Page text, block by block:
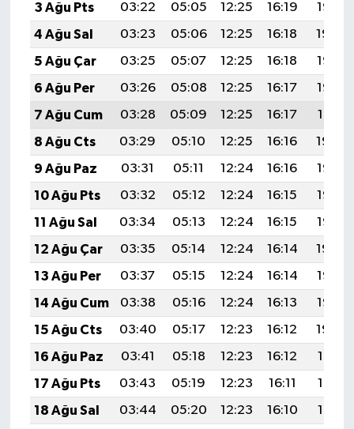
3 Ağu Pts
03:22 05:05 12:25 16:19
19:35
4 Ağu Sal
03:23 05:06 12:25 16:18
19:34
5 Ağu Çar
03:25 05:07 12:25 16:18
19:33
6 Ağu Per
03:26 05:08 12:25 16:17
19:32
7 Ağu Cum
03:28 05:09 12:25 16:17
19:31
8 Ağu Cts
03:29 05:10 12:25 16:16
19:29
9 Ağu Paz
03:31 05:11 12:24 16:16
19:28
10 Ağu Pts
03:32 05:12 12:24 16:15
19:27
11 Ağu Sal
03:34 05:13 12:24 16:15
19:26
12 Ağu Çar
03:35 05:14 12:24 16:14
19:24
13 Ağu Per
03:37 05:15 12:24 16:14
19:23
14 Ağu Cum
03:38 05:16 12:24 16:13
19:22
15 Ağu Cts
03:40 05:17 12:23 16:12
19:20
16 Ağu Paz
03:41 05:18 12:23 16:12
19:19
17 Ağu Pts
03:43 05:19 12:23 16:11
19:17
18 Ağu Sal
03:44 05:20 12:23 16:10
19:16